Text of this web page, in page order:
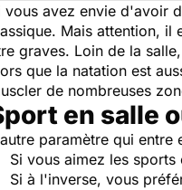
vous avez envie d'avoir
Mais attention, il
graves. Loin de la
que la natation est
de nombreuses
en salle
paramètre qui
Si vous aimez les sports
Si à l'inverse, vous